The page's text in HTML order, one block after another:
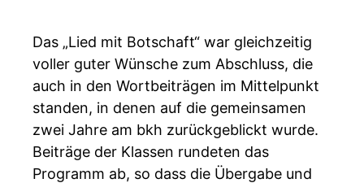
Das „Lied mit Botschaft“ war gleichzeitig
voller guter Wünsche zum Abschluss, die
auch in den Wortbeiträgen im Mittelpunkt
standen, in denen auf die gemeinsamen
zwei Jahre am bkh zurückgeblickt wurde.
Beiträge der Klassen rundeten das
Programm ab, so dass die Übergabe und